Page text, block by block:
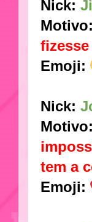
Nick:
Motivo:
Emoji:
Nick:
Motivo:
tem a
Emoji: